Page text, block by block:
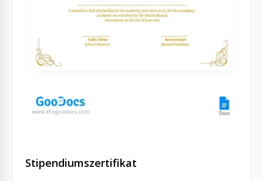
Stipendiumszertifikat